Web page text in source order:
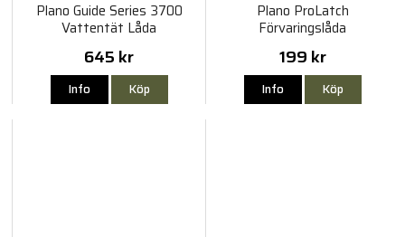
Plano Guide Series 3700
Vattentät Låda
645 kr
Info Köp
Plano ProLatch
Förvaringslåda
199 kr
Info Köp